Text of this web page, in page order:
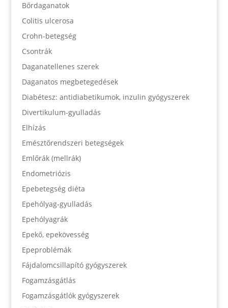
Bőrdaganatok
Colitis ulcerosa
Crohn-betegség
Csontrák
Daganatellenes szerek
Daganatos megbetegedések
Diabétesz: antidiabetikumok, inzulin gyógyszerek
Divertikulum-gyulladás
Elhízás
Emésztőrendszeri betegségek
Emlőrák (mellrák)
Endometriózis
Epebetegség diéta
Epehólyag-gyulladás
Epehólyagrák
Epekő, epekövesség
Epeproblémák
Fájdalomcsillapító gyógyszerek
Fogamzásgátlás
Fogamzásgátlók gyógyszerek